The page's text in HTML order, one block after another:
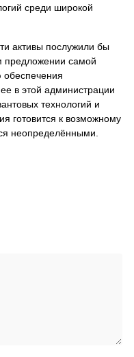
среди широкой
активы послужили бы
предложении самой
обеспечения
в этой администрации
технологий и
готовится к возможному
неопределёнными.